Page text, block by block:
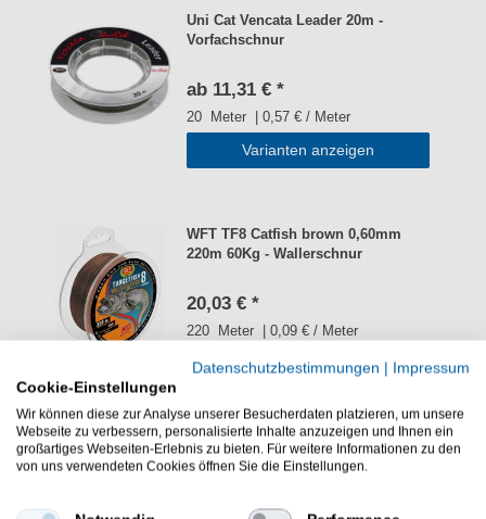
Uni Cat Vencata Leader 20m -
Vorfachschnur
ab 11,31 € *
20 Meter | 0,57 € / Meter
Varianten anzeigen
WFT TF8 Catfish brown 0,60mm
220m 60Kg - Wallerschnur
20,03 € *
220 Meter | 0,09 € / Meter
In den Warenkorb
Black Cat S-Line 0,55m 70kg 450m -
Wallerschnur
UVP 49,99 €
Datenschutzbestimmungen | Impressum
Cookie-Einstellungen
Wir können diese zur Analyse unserer Besucherdaten platzieren, um unsere
Webseite zu verbessern, personalisierte Inhalte anzuzeigen und Ihnen ein
großartiges Webseiten-Erlebnis zu bieten. Für weitere Informationen zu den
von uns verwendeten Cookies öffnen Sie die Einstellungen.